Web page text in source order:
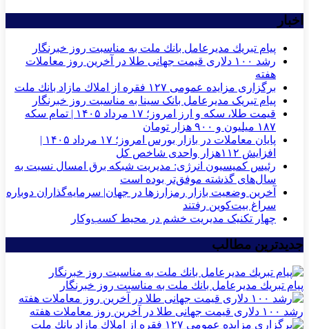
اخبار
پیام تبریك مدیرعامل بانك ملت به مناسبت روز خبرنگار
رشد ۱۰۰ دلاری قیمت جهانی طلا در آخرین روز معاملات
هفته
برگزاری مزایده عمومی ۱۲۷ فقره از املاك مازاد بانك ملت
پیام تبریک مدیرعامل بانک سینا به مناسبت روز خبرنگار
قیمت طلا، سکه و ارز امروز؛ ۱۷ مرداد ۱۴۰۵ | تمام سکه
۱۸۷ میلیون و ۹۰۰ هزار تومان
پایان معاملات در بازار بورس امروز؛ ۱۷ مرداد ۱۴۰۵ |
افزایش ۱۱۲هزار واحدی شاخص کل
رئیس کمیسیون انرژی: مدیریت شبکه برق امسال نسبت به
سال‌های گذشته موفق‌تر بوده است
آخرین وضعیت بازار رمزارزها در جهان| سرمایه‌گذاران دوباره
سراغ بیت‌کوین رفتند
چهار تکنیک مدیریت خشم در محیط کسب‌وکار
جدیدترین مطالب
پیام تبریك مدیرعامل بانك ملت به مناسبت روز خبرنگار
رشد ۱۰۰ دلاری قیمت جهانی طلا در آخرین روز معاملات هفته